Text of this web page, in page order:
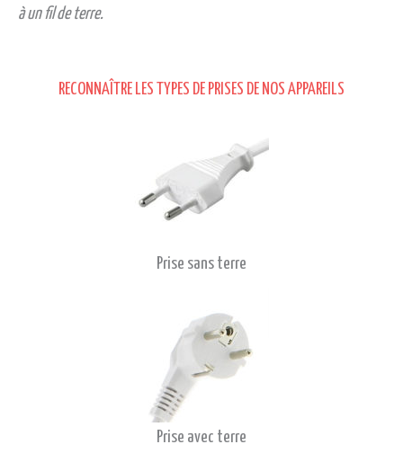
à un fil de terre.
RECONNAÎTRE LES TYPES DE PRISES DE NOS APPAREILS
Prise sans terre
Prise avec terre